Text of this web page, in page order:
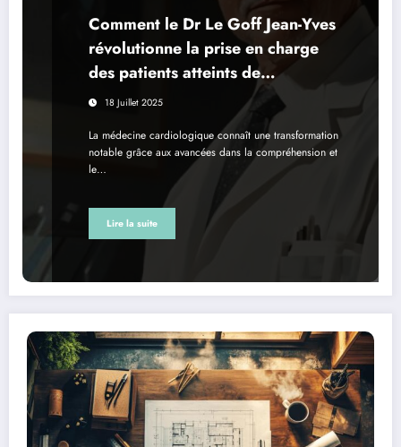
Comment le Dr Le Goff Jean-Yves
révolutionne la prise en charge
des patients atteints de
cardiomyopathies
18 Juillet 2025
La médecine cardiologique connaît une transformation
notable grâce aux avancées dans la compréhension et
le…
Lire la suite